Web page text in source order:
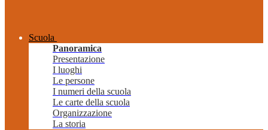
Scuola
Panoramica
Presentazione
I luoghi
Le persone
I numeri della scuola
Le carte della scuola
Organizzazione
La storia